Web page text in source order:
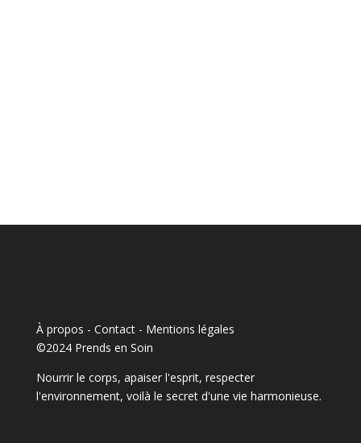
À propos - Contact- Mentions légales
©2024 Prends en Soin
Nourrir le corps, apaiser l'esprit, respecter
l'environnement, voilà le secret d'une vie harmonieuse.